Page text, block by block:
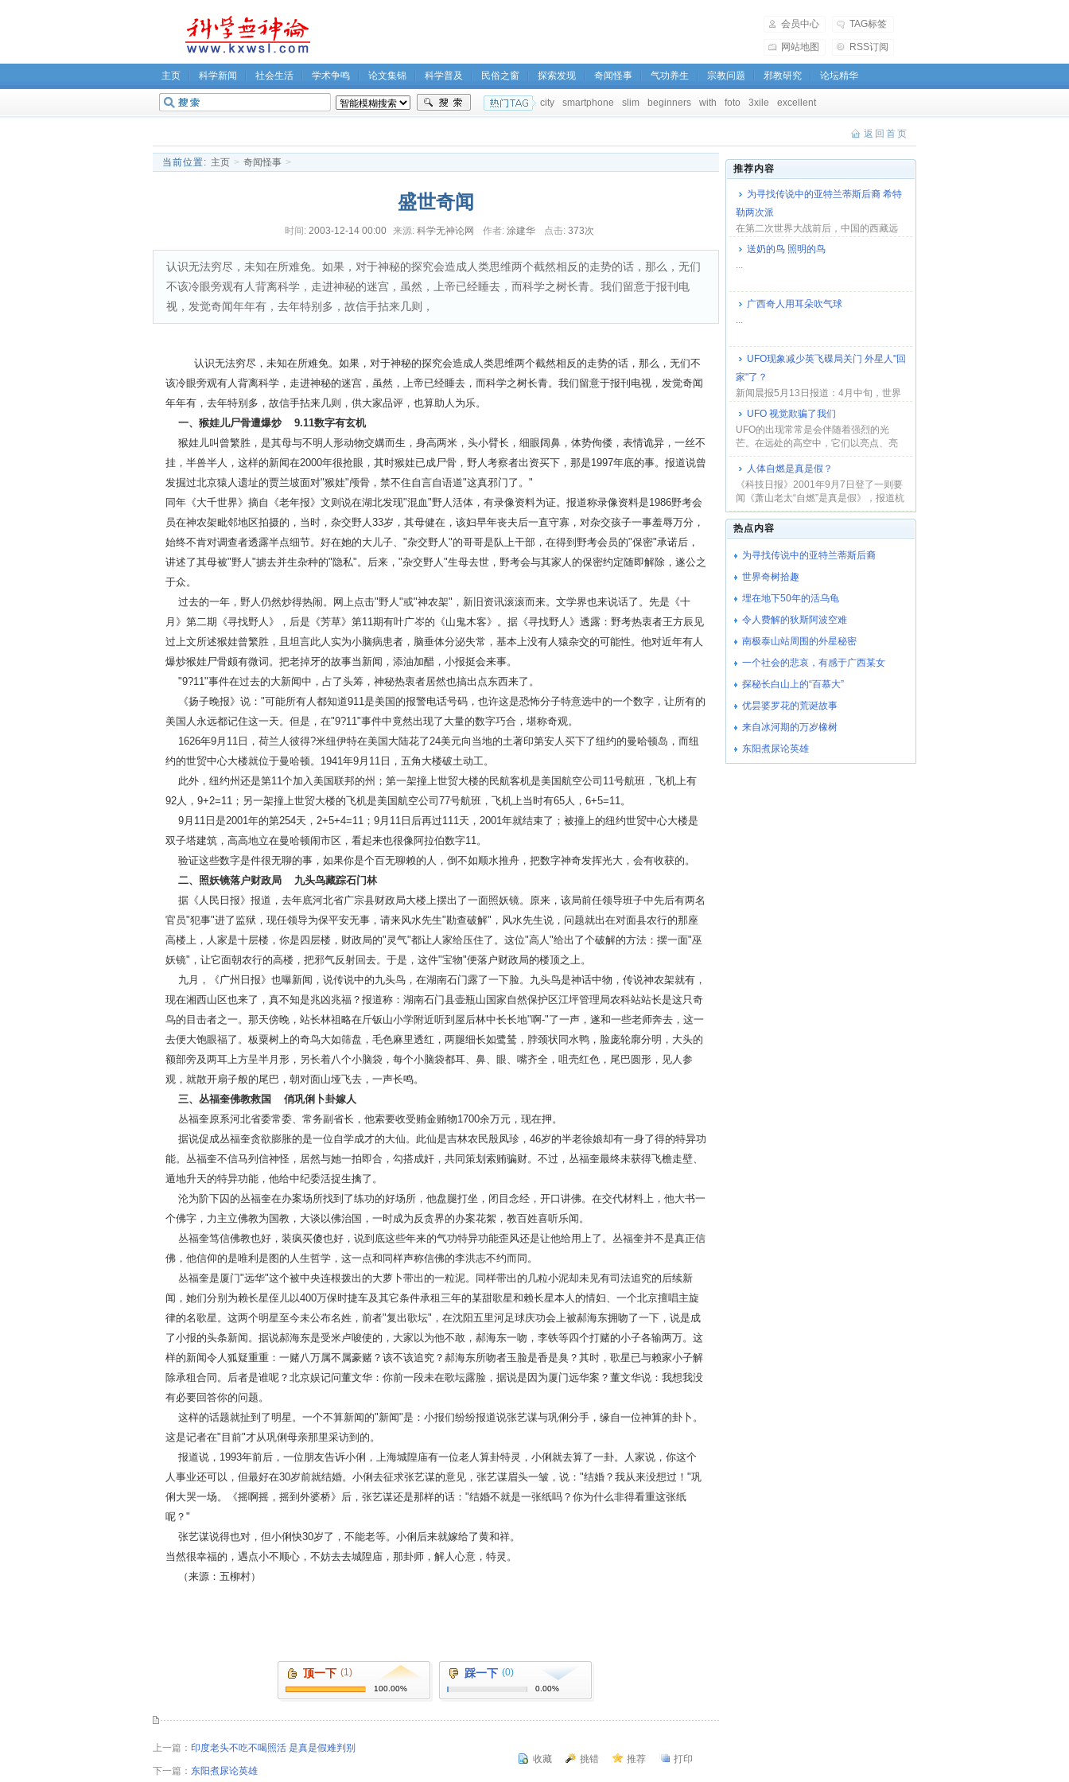
会员中心 TAG标签
网站地图 RSS订阅
主页 科学新闻 社会生活 学术争鸣 论文集锦 科学普及 民俗之窗 探索发现 奇闻怪事 气功养生 宗教问题 邪教研究 论坛精华
无神论坛 city smartphone slim beginners with foto 3xile excellent
返回首页
当前位置: 主页 > 奇闻怪事 >
盛世奇闻
时间: 2003-12-14 00:00 来源: 科学无神论网 作者: 涂建华 点击: 373次
认识无法穷尽，未知在所难免。如果，对于神秘的探究会造成人类思维两个截然相反的走势的话，那么，无们
不该冷眼旁观有人背离科学，走进神秘的迷宫，虽然，上帝已经睡去，而科学之树长青。我们留意于报刊电
视，发觉奇闻年年有，去年特别多，故信手拈来几则，
认识无法穷尽，未知在所难免。如果，对于神秘的探究会造成人类思维两个截然相反的走势的话，那么，无们不
该冷眼旁观有人背离科学，走进神秘的迷宫，虽然，上帝已经睡去，而科学之树长青。我们留意于报刊电视，发觉奇闻
年年有，去年特别多，故信手拈来几则，供大家品评，也算助人为乐。
一、猴娃儿尸骨遭爆炒 9.11数字有玄机
猴娃儿叫曾繁胜，是其母与不明人形动物交媾而生，身高两米，头小臂长，细眼阔鼻，体势佝偻，表情诡异，一丝不
挂，半兽半人，这样的新闻在2000年很抢眼，其时猴娃已成尸骨，野人考察者出资买下，那是1997年底的事。报道说曾
发掘过北京猿人遗址的贾兰坡面对"猴娃"颅骨，禁不住自言自语道"这真邪门了。"
同年《大千世界》摘自《老年报》文则说在湖北发现"混血"野人活体，有录像资料为证。报道称录像资料是1986野考会
员在神农架毗邻地区拍摄的，当时，杂交野人33岁，其母健在，该妇早年丧夫后一直守寡，对杂交孩子一事羞辱万分，
始终不肯对调查者透露半点细节。好在她的大儿子、"杂交野人"的哥哥是队上干部，在得到野考会员的"保密"承诺后，
讲述了其母被"野人"掳去并生杂种的"隐私"。后来，"杂交野人"生母去世，野考会与其家人的保密约定随即解除，遂公之
于众。
过去的一年，野人仍然炒得热闹。网上点击"野人"或"神农架"，新旧资讯滚滚而来。文学界也来说话了。先是《十
月》第二期《寻找野人》，后是《芳草》第11期有叶广岑的《山鬼木客》。据《寻找野人》透露：野考热衷者王方辰见
过上文所述猴娃曾繁胜，且坦言此人实为小脑病患者，脑垂体分泌失常，基本上没有人猿杂交的可能性。他对近年有人
爆炒猴娃尸骨颇有微词。把老掉牙的故事当新闻，添油加醋，小报挺会来事。
"9?11"事件在过去的大新闻中，占了头筹，神秘热衷者居然也搞出点东西来了。
《扬子晚报》说："可能所有人都知道911是美国的报警电话号码，也许这是恐怖分子特意选中的一个数字，让所有的
美国人永远都记住这一天。但是，在"9?11"事件中竟然出现了大量的数字巧合，堪称奇观。
1626年9月11日，荷兰人彼得?米纽伊特在美国大陆花了24美元向当地的土著印第安人买下了纽约的曼哈顿岛，而纽
约的世贸中心大楼就位于曼哈顿。1941年9月11日，五角大楼破土动工。
此外，纽约州还是第11个加入美国联邦的州；第一架撞上世贸大楼的民航客机是美国航空公司11号航班，飞机上有
92人，9+2=11；另一架撞上世贸大楼的飞机是美国航空公司77号航班，飞机上当时有65人，6+5=11。
9月11日是2001年的第254天，2+5+4=11；9月11日后再过111天，2001年就结束了；被撞上的纽约世贸中心大楼是
双子塔建筑，高高地立在曼哈顿闹市区，看起来也很像阿拉伯数字11。
验证这些数字是件很无聊的事，如果你是个百无聊赖的人，倒不如顺水推舟，把数字神奇发挥光大，会有收获的。
二、照妖镜落户财政局 九头鸟藏踪石门林
据《人民日报》报道，去年底河北省广宗县财政局大楼上摆出了一面照妖镜。原来，该局前任领导班子中先后有两名
官员"犯事"进了监狱，现任领导为保平安无事，请来风水先生"勘查破解"，风水先生说，问题就出在对面县农行的那座
高楼上，人家是十层楼，你是四层楼，财政局的"灵气"都让人家给压住了。这位"高人"给出了个破解的方法：摆一面"巫
妖镜"，让它面朝农行的高楼，把邪气反射回去。于是，这件"宝物"便落户财政局的楼顶之上。
九月，《广州日报》也曝新闻，说传说中的九头鸟，在湖南石门露了一下脸。九头鸟是神话中物，传说神农架就有，
现在湘西山区也来了，真不知是兆凶兆福？报道称：湖南石门县壶瓶山国家自然保护区江坪管理局农科站站长是这只奇
鸟的目击者之一。那天傍晚，站长林祖略在斤钣山小学附近听到屋后林中长长地"啊-"了一声，遂和一些老师奔去，这一
去便大饱眼福了。板粟树上的奇鸟大如筛盘，毛色麻里透红，两腿细长如鹭鸶，脖颈状同水鸭，脸庞轮廓分明，大头的
额部旁及两耳上方呈半月形，另长着八个小脑袋，每个小脑袋都耳、鼻、眼、嘴齐全，咀壳红色，尾巴圆形，见人参
观，就散开扇子般的尾巴，朝对面山垭飞去，一声长鸣。
三、丛福奎佛教救国 俏巩俐卜卦嫁人
丛福奎原系河北省委常委、常务副省长，他索要收受贿金贿物1700余万元，现在押。
据说促成丛福奎贪欲膨胀的是一位自学成才的大仙。此仙是吉林农民殷凤珍，46岁的半老徐娘却有一身了得的特异功
能。丛福奎不信马列信神怪，居然与她一拍即合，勾搭成奸，共同策划索贿骗财。不过，丛福奎最终未获得飞檐走壁、
遁地升天的特异功能，他给中纪委活捉生擒了。
沦为阶下囚的丛福奎在办案场所找到了练功的好场所，他盘腿打坐，闭目念经，开口讲佛。在交代材料上，他大书一
个佛字，力主立佛教为国教，大谈以佛治国，一时成为反贪界的办案花絮，教百姓喜听乐闻。
丛福奎笃信佛教也好，装疯买傻也好，说到底这些年来的气功特异功能歪风还是让他给用上了。丛福奎并不是真正信
佛，他信仰的是唯利是图的人生哲学，这一点和同样声称信佛的李洪志不约而同。
丛福奎是厦门"远华"这个被中央连根拨出的大萝卜带出的一粒泥。同样带出的几粒小泥却未见有司法追究的后续新
闻，她们分别为赖长星侄儿以400万保时捷车及其它条件承租三年的某甜歌星和赖长星本人的情妇、一个北京擅唱主旋
律的名歌星。这两个明星至今未公布名姓，前者"复出歌坛"，在沈阳五里河足球庆功会上被郝海东拥吻了一下，说是成
了小报的头条新闻。据说郝海东是受米卢唆使的，大家以为他不敢，郝海东一吻，李铁等四个打赌的小子各输两万。这
样的新闻令人狐疑重重：一赌八万属不属豪赌？该不该追究？郝海东所吻者玉脸是香是臭？其时，歌星已与赖家小子解
除承租合同。后者是谁呢？北京娱记问董文华：你前一段未在歌坛露脸，据说是因为厦门远华案？董文华说：我想我没
有必要回答你的问题。
这样的话题就扯到了明星。一个不算新闻的"新闻"是：小报们纷纷报道说张艺谋与巩俐分手，缘自一位神算的卦卜。
这是记者在"目前"才从巩俐母亲那里采访到的。
报道说，1993年前后，一位朋友告诉小俐，上海城隍庙有一位老人算卦特灵，小俐就去算了一卦。人家说，你这个
人事业还可以，但最好在30岁前就结婚。小俐去征求张艺谋的意见，张艺谋眉头一皱，说："结婚？我从来没想过！"巩
俐大哭一场。《摇啊摇，摇到外婆桥》后，张艺谋还是那样的话："结婚不就是一张纸吗？你为什么非得看重这张纸
呢？"
张艺谋说得也对，但小俐快30岁了，不能老等。小俐后来就嫁给了黄和祥。
当然很幸福的，遇点小不顺心，不妨去去城隍庙，那卦师，解人心意，特灵。
（来源：五柳村）
顶一下 (1)
100.00%
踩一下 (0)
0.00%
上一篇： 印度老头不吃不喝照活 是真是假难判别
下一篇： 东阳煮尿论英雄
收藏 挑错 推荐 打印
推荐内容
为寻找传说中的亚特兰蒂斯后裔 希特
勒两次派
在第二次世界大战前后，中国的西藏远
离战区，躲过了战火与硝烟，但并没有
躲过纳粹德国...
送奶的鸟 照明的鸟
...
广西奇人用耳朵吹气球
...
UFO现象减少英飞碟局关门 外星人"回
家"了？
新闻晨报5月13日报道：4月中旬，世界
上最大和最正规的不明飞行物研究机构
―――英国飞...
UFO 视觉欺骗了我们
UFO的出现常常是会伴随着强烈的光
芒。在远处的高空中，它们以亮点、亮
条、亮盘、亮 环...
人体自燃是真是假？
《科技日报》2001年9月7日登了一则要
闻《萧山老太“自燃”是真是假》，报道杭
州市萧山...
热点内容
为寻找传说中的亚特兰蒂斯后裔
世界奇树拾趣
埋在地下50年的活乌龟
令人费解的狄斯阿波空难
南极泰山站周围的外星秘密
一个社会的悲哀，有感于广西某女
探秘长白山上的“百慕大”
优昙婆罗花的荒诞故事
来自冰河期的万岁橡树
东阳煮尿论英雄